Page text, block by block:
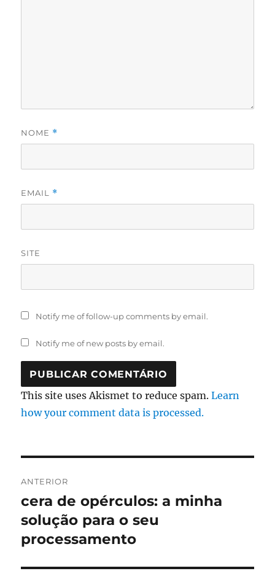
NOME *
EMAIL *
SITE
Notify me of follow-up comments by email.
Notify me of new posts by email.
This site uses Akismet to reduce spam.Learn
how your comment data is processed.
de
artigos
ANTERIOR
Artigo
anterior:
cera de opérculos: a minha
solução para o seu
processamento